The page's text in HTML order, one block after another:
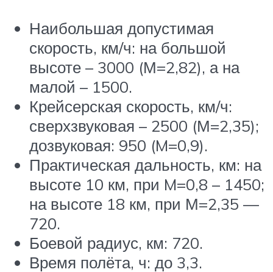
Наибольшая допустимая
скорость, км/ч: на большой
высоте – 3000 (М=2,82), а на
малой – 1500.
Крейсерская скорость, км/ч:
сверхзвуковая – 2500 (М=2,35);
дозвуковая: 950 (M=0,9).
Практическая дальность, км: на
высоте 10 км, при M=0,8 – 1450;
на высоте 18 км, при М=2,35 —
720.
Боевой радиус, км: 720.
Время полёта, ч: до 3,3.